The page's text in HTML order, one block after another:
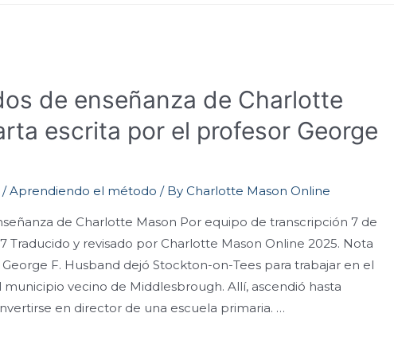
de enseñanza de Charlotte
escrita por el profesor George
/Aprendiendo el método / ByCharlotte Mason Online
de Charlotte Mason Por equipo de transcripción 7 de
Traducido y revisado por Charlotte Mason Online 2025. Nota
George F. Husband dejó Stockton-on-Tees para trabajar en el
municipio vecino de Middlesbrough. Allí, ascendió hasta
en director de una escuela primaria. …